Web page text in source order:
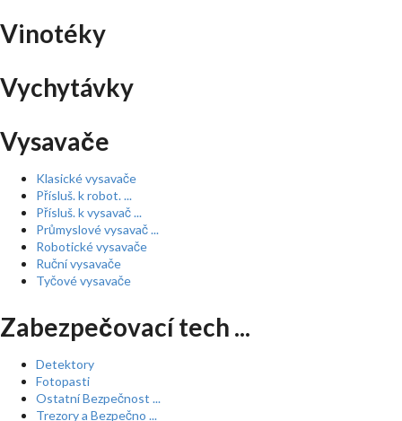
Vinotéky
Vychytávky
Vysavače
Klasické vysavače
Přísluš. k robot. ...
Přísluš. k vysavač ...
Průmyslové vysavač ...
Robotické vysavače
Ruční vysavače
Tyčové vysavače
Zabezpečovací tech ...
Detektory
Fotopasti
Ostatní Bezpečnost ...
Trezory a Bezpečno ...